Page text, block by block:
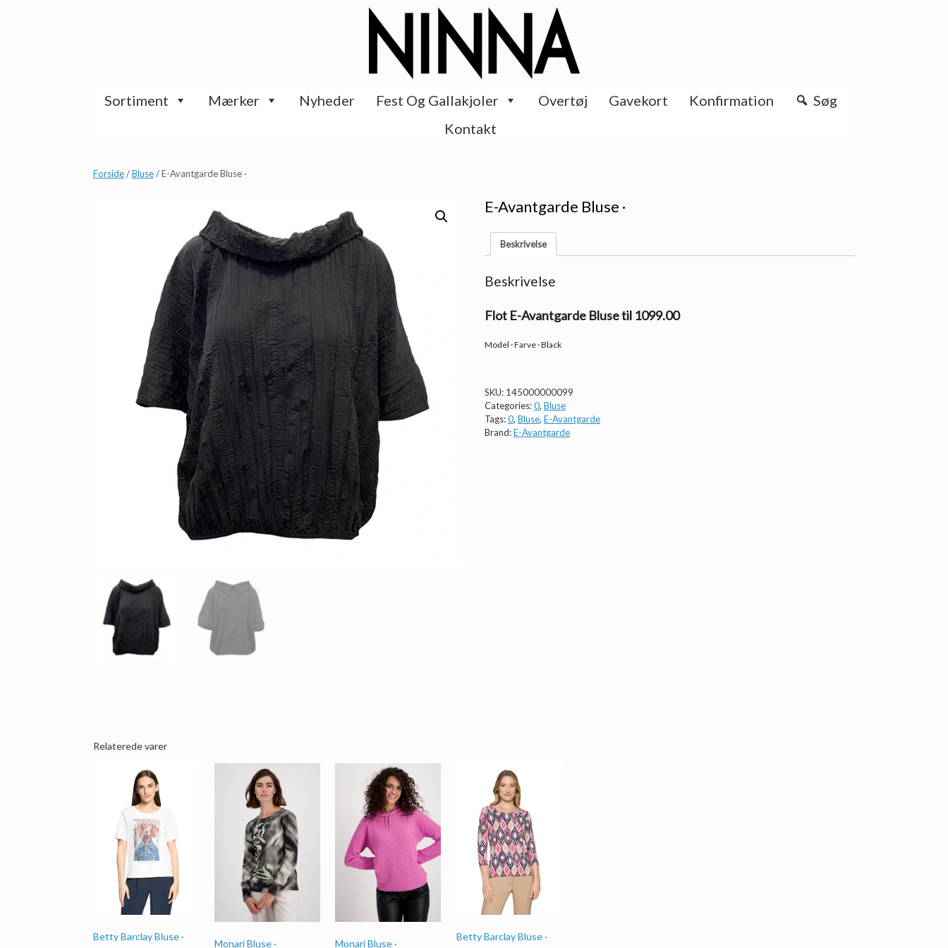
Sortiment Mærker Nyheder Fest Og Gallakjoler Overtøj Gavekort Konfirmation
Søg
Kontakt
Forside/Bluse/ E-Avantgarde Bluse ·
E-Avantgarde Bluse ·
Beskrivelse
Beskrivelse
Flot E-Avantgarde Bluse til 1099.00
Model · Farve · Black
SKU: 145000000099
Categories:0, Bluse
Tags:0, Bluse, E-Avantgarde
Brand:E-Avantgarde
Relaterede varer
Betty Barclay Bluse ·
Monari Bluse · Monari Bluse ·
Betty Barclay Bluse ·